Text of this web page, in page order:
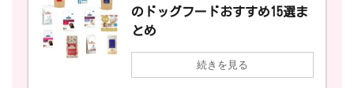
のドッグフードおすすめ15選ま
とめ
続きを見る